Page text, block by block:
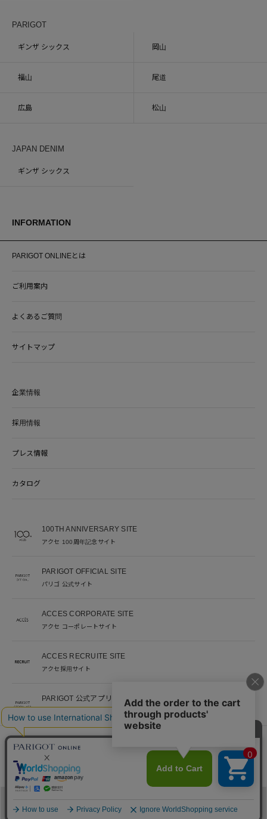
ブランド 閲覧履歴
PARIGOT
ギンザ シックス 岡山
福山 尾道
広島 松山
JAPAN DENIM
ギンザ シックス
INFORMATION
PARIGOT ONLINEとは
ご利用案内
よくあるご質問
サイトマップ
企業情報
採用情報
プレス情報
カタログ
100TH ANNIVERSARY SITE
アクセ 100周年記念サイト
PARIGOT OFFICIAL SITE
パリゴ 公式サイト
ACCES CORPORATE SITE
アクセ コーポレートサイト
ACCES RECRUITE SITE
アクセ採用サイト
PARIGOT 公式アプリ
新着情報を、プッシュ通知でいち早くお届け。
©︎ACCES co. ltd. all rights reserved
※当サイト掲載写真のオークションなどへの二次転用を固く禁じます。